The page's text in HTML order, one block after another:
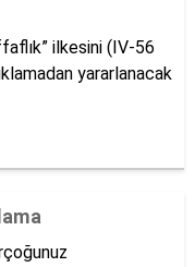
ilkesini (IV-56
yararlanacak